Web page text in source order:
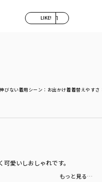
LIKE! 1
伸びない着用シーン ：お出かけ着着替えやすさ
愛いしおしゃれです。
もっと見る…